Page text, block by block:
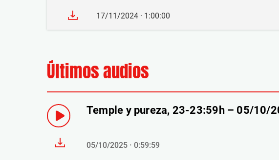
17/11/2024 · 1:00:00
Últimos audios
Temple y pureza, 23-23:59h – 05/10/
05/10/2025 · 0:59:59